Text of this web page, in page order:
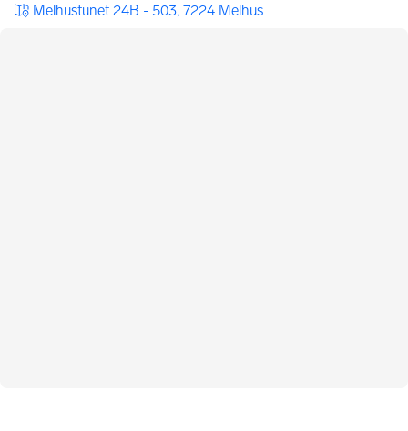
Melhustunet 24B - 503, 7224 Melhus